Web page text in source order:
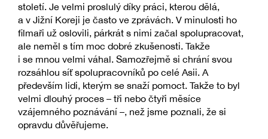
století. Je velmi proslulý díky práci, kterou dělá,
a v Jižní Koreji je často ve zprávách. V minulosti ho
filmaři už oslovili, párkrát s nimi začal spolupracovat,
ale neměl s tím moc dobré zkušenosti. Takže
i se mnou velmi váhal. Samozřejmě si chrání svou
rozsáhlou síť spolupracovníků po celé Asii. A
především lidi, kterým se snaží pomoct. Takže to byl
velmi dlouhý proces – tři nebo čtyři měsíce
vzájemného poznávání –, než jsme poznali, že si
opravdu důvěřujeme.